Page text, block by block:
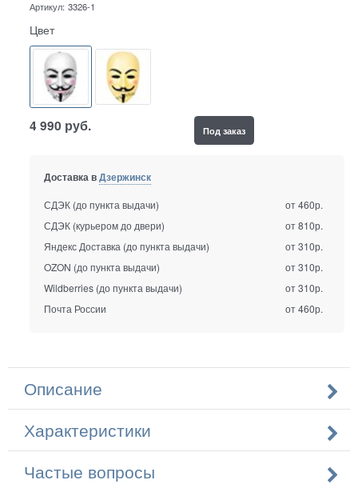
Артикул: 3326-1
Цвет
4 990 руб. Под заказ
Доставка вДзержинск
СДЭК (до пункта выдачи)
от 460р.
СДЭК (курьером до двери)
от 810р.
Яндекс Доставка (до пункта выдачи)
от 310р.
OZON (до пункта выдачи)
от 310р.
Wildberries (до пункта выдачи)
от 310р.
Почта России
от 460р.
Описание
Характеристики
Частые вопросы